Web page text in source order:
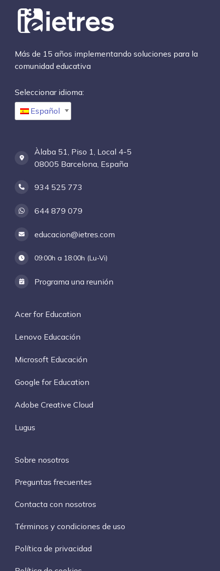
Más de 15 años implementando soluciones para la
comunidad educativa
Seleccionar idioma:
Español
Àlaba 51, Piso 1, Local 4-5
08005 Barcelona, España
934 525 773
644 879 079
educacion@ietres.com
09:00h a 18:00h (Lu-Vi)
Programa una reunión
Acer for Education
Lenovo Educación
Microsoft Educación
Google for Education
Adobe Creative Cloud
Lugus
Sobre nosotros
Preguntas frecuentes
Contacta con nosotros
Términos y condiciones de uso
Política de privacidad